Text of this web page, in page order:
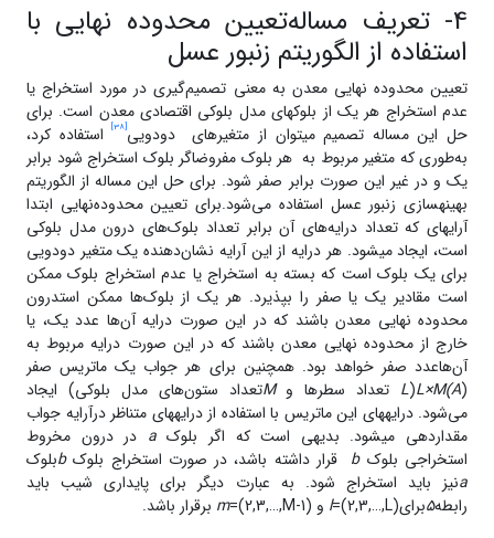
4- تعریف مساله‌تعیین محدوده‌ نهایی با
استفاده از الگوریتم زنبور عسل
تعیین محدوده‌ نهایی معدن به معنی تصمیم‌گیری در مورد استخراج یا
عدم استخراج هر یک از بلوک­های مدل بلوکی اقتصادی معدن است. برای
حل این مساله‌ تصمیم می­توان از متغیرهای دودویی[38]
استفاده کرد،
به‌طوری که متغیر مربوط به هر بلوک مفروضاگر بلوک استخراج شود برابر
یک و در غیر این صورت برابر صفر شود. برای حل این مساله از الگوریتم
بهینه­سازی زنبور عسل استفاده می‌شود.برای تعیین محدوده‌نهایی ابتدا
آرایه­ای که تعداد درایه‌های آن برابر تعداد بلوک­‌های درون مدل بلوکی
است، ایجاد می­شود. هر درایه از این آرایه نشان‌دهنده‌ یک متغیر دودویی
برای یک بلوک است که بسته به استخراج یا عدم استخراج بلوک ممکن
است مقادیر یک یا صفر را بپذیرد. هر یک از بلوک­‌ها ممکن استدرون
محدوده نهایی معدن باشند که در این صورت درایه آن‌ها عدد یک، یا
خارج از محدوده نهایی معدن باشند که در این صورت درایه مربوط به
آن‌هاعدد صفر خواهد بود. همچنین برای هر جواب یک ماتریس صفر
(
A)L×M
(
L تعداد سطرها وMتعداد ستون‌های مدل بلوکی) ایجاد
می‌شود. درایه­های این ماتریس با استفاده از درایه­های متناظر درآرایه‌ جواب
مقداردهی می­شود. بدیهی است که اگر بلوکa در درون مخروط
استخراجی بلوکb قرار داشته باشد، در صورت استخراج بلوکbبلوک
aنیز باید استخراج شود. به عبارت دیگر برای پایداری شیب باید
رابطه‌5برای l=(2,3,…,L) و m=(2,3,…,M-1) برقرار باشد.